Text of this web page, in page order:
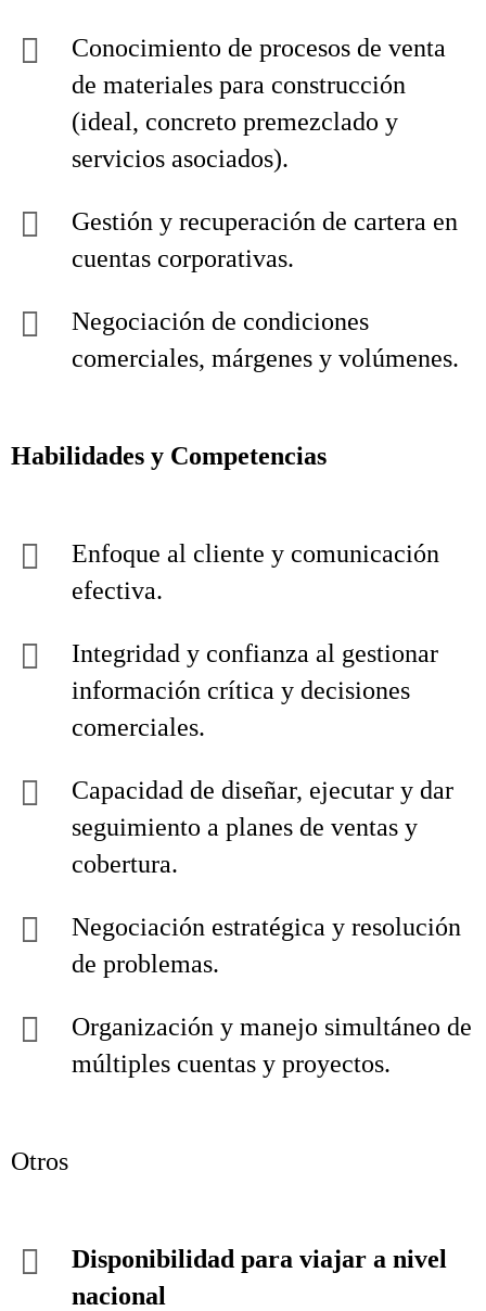
Conocimiento de procesos de venta
de materiales para construcción
(ideal, concreto premezclado y
servicios asociados).
Gestión y recuperación de cartera en
cuentas corporativas.
Negociación de condiciones
comerciales, márgenes y volúmenes.
Habilidades y Competencias
Enfoque al cliente y comunicación
efectiva.
Integridad y confianza al gestionar
información crítica y decisiones
comerciales.
Capacidad de diseñar, ejecutar y dar
seguimiento a planes de ventas y
cobertura.
Negociación estratégica y resolución
de problemas.
Organización y manejo simultáneo de
múltiples cuentas y proyectos.
Otros
Disponibilidad para viajar a nivel
nacional